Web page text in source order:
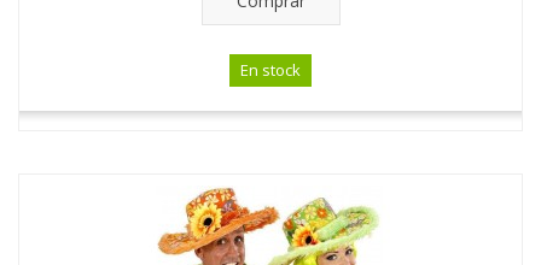
En stock